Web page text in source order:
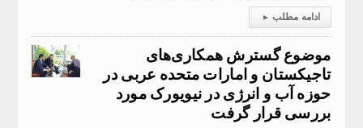
ادامه مطلب ▸
موضوع گسترش همکاری‌های
تاجیکستان و امارات متحده عربی در
حوزه آب و انرژی در نیویورک مورد
بررسی قرار گرفت